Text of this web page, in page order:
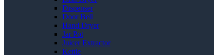
Dispenser
Door Bell
Hand Dryer
Jar Pot
Juicer Extractor
Kettle